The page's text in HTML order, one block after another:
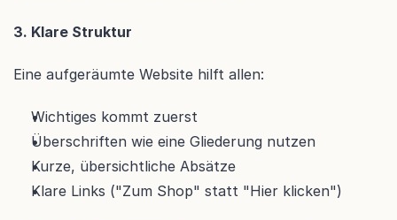
3. Klare Struktur
Eine aufgeräumte Website hilft allen:
Wichtiges kommt zuerst
Überschriften wie eine Gliederung nutzen
Kurze, übersichtliche Absätze
Klare Links ("Zum Shop" statt "Hier klicken")